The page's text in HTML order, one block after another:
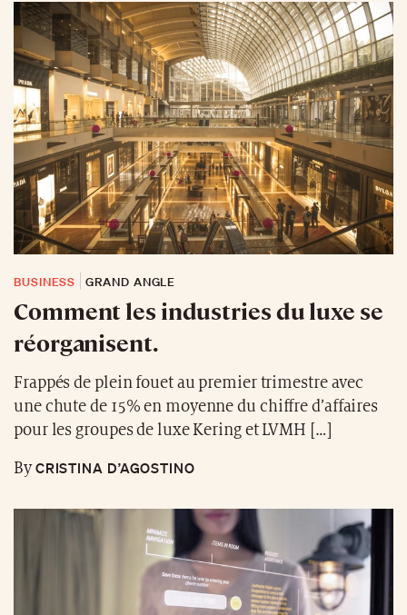
BUSINESS GRAND ANGLE
Comment les industries du luxe se
réorganisent.
Frappés de plein fouet au premier trimestre avec
une chute de 15% en moyenne du chiffre d’affaires
pour les groupes de luxe Kering et LVMH […]
ByCRISTINA D’AGOSTINO